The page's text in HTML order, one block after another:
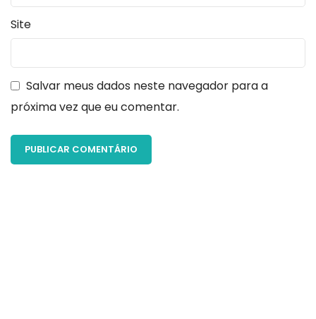
Site
Salvar meus dados neste navegador para a
próxima vez que eu comentar.